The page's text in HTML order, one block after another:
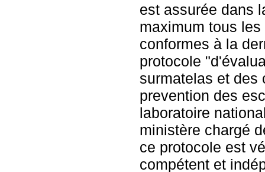
est assurée dans
maximum tous
conformes à la
protocole
surmatelas et des
prevention des
laboratoire
ministère chargé
ce protocole est
compétent et